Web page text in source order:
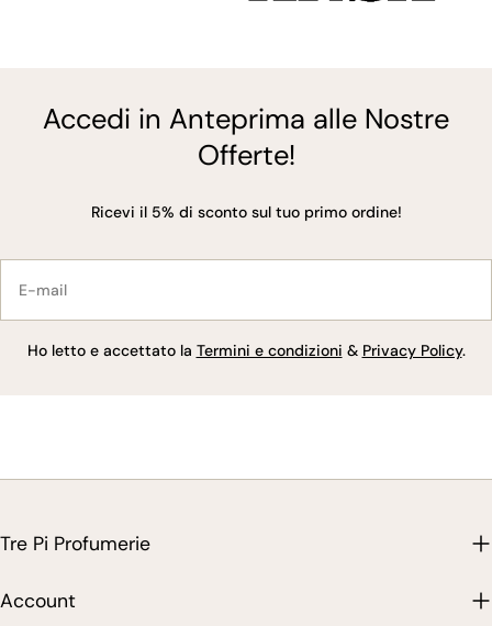
Accedi in Anteprima alle Nostre
Offerte!
Ricevi il 5% di sconto sul tuo primo ordine!
mail
Ho letto e accettato la Termini e condizioni & Privacy Policy.
Tre Pi Profumerie
Account